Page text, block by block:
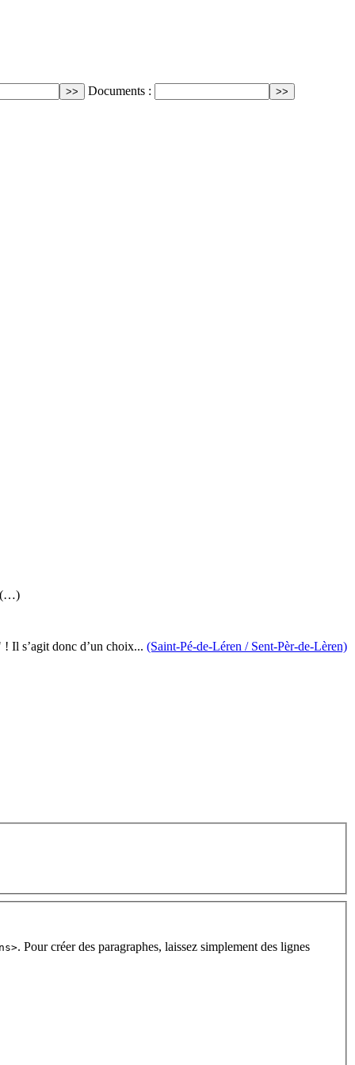
Documents :
(…)
! Il s’agit donc d’un choix... (Saint-Pé-de-Léren / Sent-Pèr-de-Lèren)
. Pour créer des paragraphes, laissez simplement des lignes